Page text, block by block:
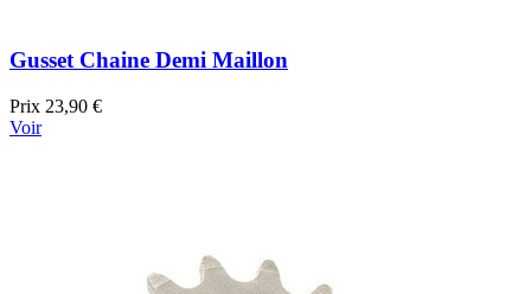
Gusset Chaine Demi Maillon
Prix 23,90 €
Voir